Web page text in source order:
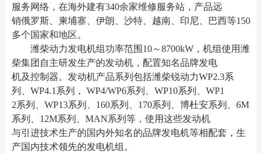
服务网络，在海外建有340余家维修服务站，产品远
销俄罗斯、柬埔寨、伊朗、沙特、越南、印尼、巴西等150
多个国家和地区。
潍柴动力发电机组功率范围10～8700kW，机组使用潍
柴集团自主研发生产的发动机，配置知名品牌发电
机及控制器。发动机产品系列包括潍柴锐动力WP2.3系
列、WP4.1系列， WP4/WP6系列、WP10系列、WP1
2系列、WP13系列、160系列、170系列、博杜安系列、6M
系列、12M系列、MAN系列等，使用这些发动机
与引进技术生产的国内外知名的品牌发电机等相配套，生
产国内技术领先的发电机组。